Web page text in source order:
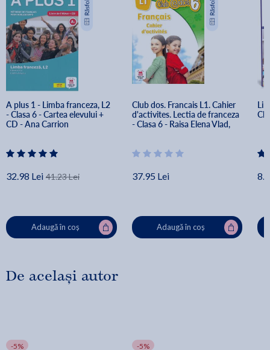
A plus 1 - Limba franceza, L2
- Clasa 6 - Cartea elevului +
CD - Ana Carrion
32.98 Lei 41.23 Lei
Adaugă în coș
Club dos. Francais L1. Cahier
d'activites. Lectia de franceza
- Clasa 6 - Raisa Elena Vlad,
37.95 Lei
Adaugă în coș
De același autor
-5% -5%